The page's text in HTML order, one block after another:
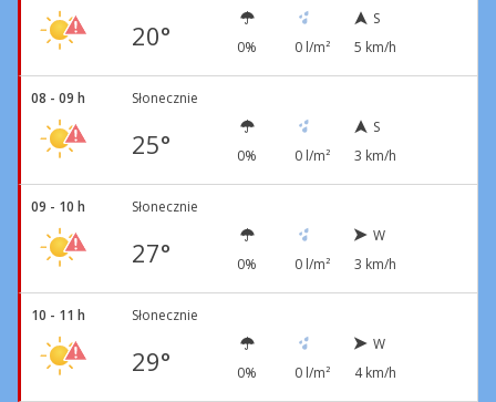
20° 0% 0 l/m²
S
5 km/h
08 - 09 h Słonecznie
25° 0% 0 l/m²
S
3 km/h
09 - 10 h Słonecznie
27° 0% 0 l/m²
W
3 km/h
10 - 11 h Słonecznie
29° 0% 0 l/m²
W
4 km/h